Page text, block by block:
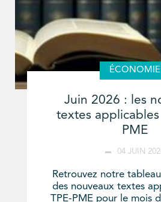
ÉCONOMIE
Juin 2026 : les
textes applicables
PME
04 JUIN
Retrouvez notre
des nouveaux textes
TPE-PME pour le mois